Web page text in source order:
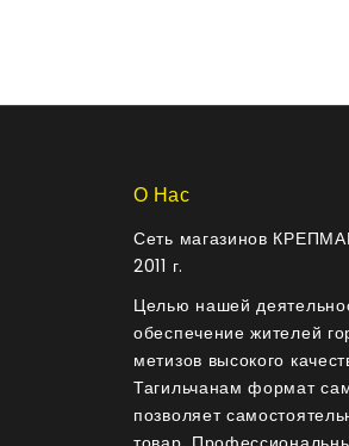
О Нас
Сеть магазинов
2011 г.
Целью нашей
обеспечение жителей
метизов высокого
Тагильчанам формат
позволяет